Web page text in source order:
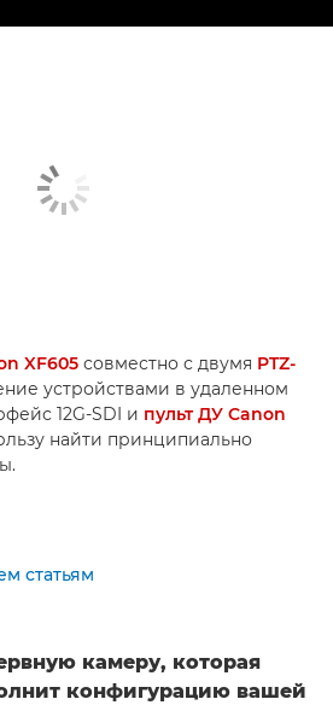
XF605 совместно с двумя PTZ-
устройствами в удаленном
12G-SDI и пульт ДУ Canon
найти принципиально
статьям
камеру, которая
конфигурацию вашей